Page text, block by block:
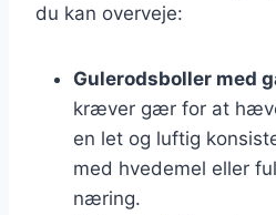
du kan overveje:
Gulerodsboller med
kræver gær for at
en let og luftig
med hvedemel eller
næring.